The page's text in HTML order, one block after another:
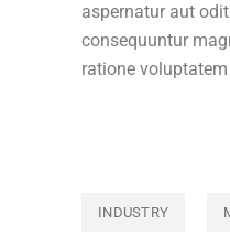
aspernatur aut
consequuntur
ratione
INDUSTRY